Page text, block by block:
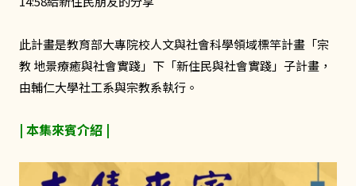
此計畫是教育部大專院校人文與社會科學領域標竿計畫「宗
教 地景療癒與社會實踐」下「新住民與社會實踐」子計畫，
由輔仁大學社工系與宗教系執行。
| 本集來賓介紹 |